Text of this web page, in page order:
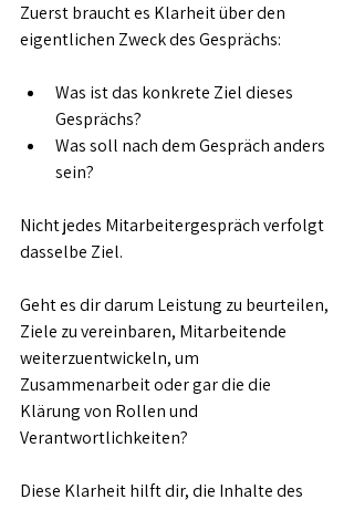
Zuerst braucht es Klarheit über den
eigentlichen Zweck des Gesprächs:
Was ist das konkrete Ziel dieses
Gesprächs?
Was soll nach dem Gespräch anders
sein?
Nicht jedes Mitarbeitergespräch verfolgt
dasselbe Ziel.
Geht es dir darum Leistung zu beurteilen,
Ziele zu vereinbaren, Mitarbeitende
weiterzuentwickeln, um
Zusammenarbeit oder gar die die
Klärung von Rollen und
Verantwortlichkeiten?
Diese Klarheit hilft dir, die Inhalte des